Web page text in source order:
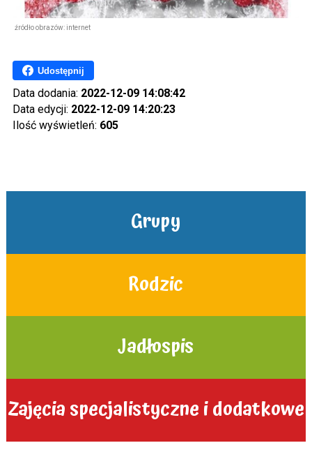
źródło obrazów: internet
Udostępnij
Data dodania: 2022-12-09 14:08:42
Data edycji: 2022-12-09 14:20:23
Ilość wyświetleń: 605
Grupy
Rodzic
Jadłospis
Zajęcia specjalistyczne i dodatkowe